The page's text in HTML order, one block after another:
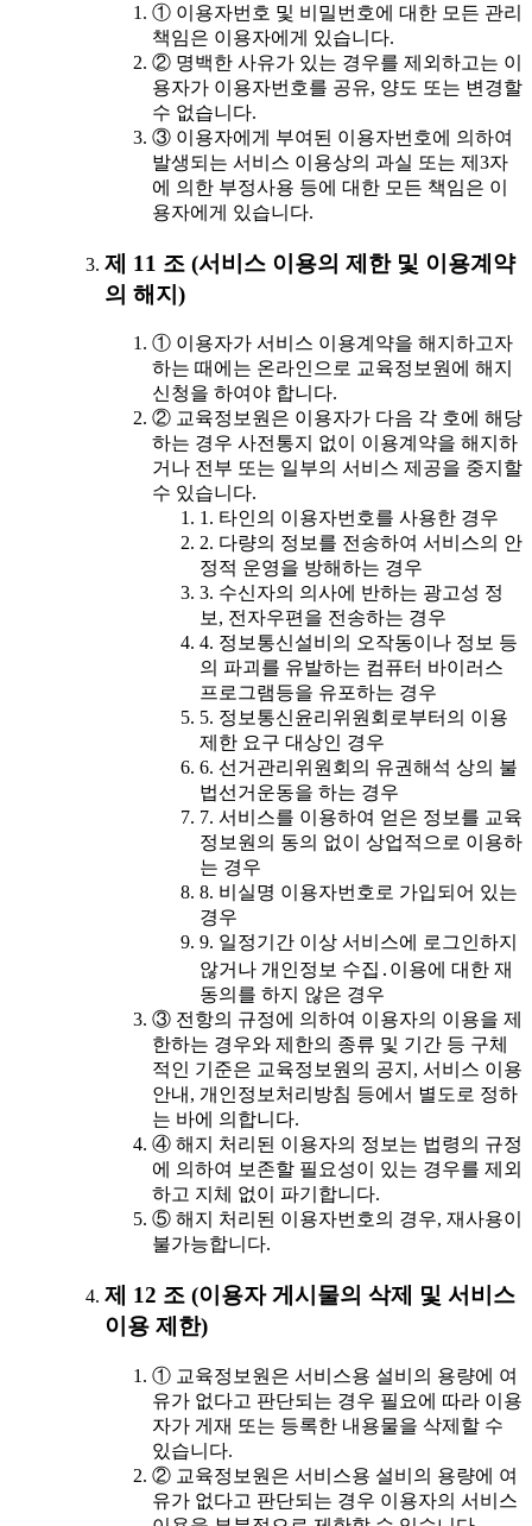
① 이용자번호 및 비밀번호에 대한 모든 관리
책임은 이용자에게 있습니다.
② 명백한 사유가 있는 경우를 제외하고는 이
용자가 이용자번호를 공유, 양도 또는 변경할
수 없습니다.
③ 이용자에게 부여된 이용자번호에 의하여
발생되는 서비스 이용상의 과실 또는 제3자
에 의한 부정사용 등에 대한 모든 책임은 이
용자에게 있습니다.
제 11 조 (서비스 이용의 제한 및 이용계약
의 해지)
① 이용자가 서비스 이용계약을 해지하고자
하는 때에는 온라인으로 교육정보원에 해지
신청을 하여야 합니다.
② 교육정보원은 이용자가 다음 각 호에 해당
하는 경우 사전통지 없이 이용계약을 해지하
거나 전부 또는 일부의 서비스 제공을 중지할
수 있습니다.
1. 타인의 이용자번호를 사용한 경우
2. 다량의 정보를 전송하여 서비스의 안
정적 운영을 방해하는 경우
3. 수신자의 의사에 반하는 광고성 정
보, 전자우편을 전송하는 경우
4. 정보통신설비의 오작동이나 정보 등
의 파괴를 유발하는 컴퓨터 바이러스
프로그램등을 유포하는 경우
5. 정보통신윤리위원회로부터의 이용
제한 요구 대상인 경우
6. 선거관리위원회의 유권해석 상의 불
법선거운동을 하는 경우
7. 서비스를 이용하여 얻은 정보를 교육
정보원의 동의 없이 상업적으로 이용하
는 경우
8. 비실명 이용자번호로 가입되어 있는
경우
9. 일정기간 이상 서비스에 로그인하지
않거나 개인정보 수집․이용에 대한 재
동의를 하지 않은 경우
③ 전항의 규정에 의하여 이용자의 이용을 제
한하는 경우와 제한의 종류 및 기간 등 구체
적인 기준은 교육정보원의 공지, 서비스 이용
안내, 개인정보처리방침 등에서 별도로 정하
는 바에 의합니다.
④ 해지 처리된 이용자의 정보는 법령의 규정
에 의하여 보존할 필요성이 있는 경우를 제외
하고 지체 없이 파기합니다.
⑤ 해지 처리된 이용자번호의 경우, 재사용이
불가능합니다.
제 12 조 (이용자 게시물의 삭제 및 서비스
이용 제한)
① 교육정보원은 서비스용 설비의 용량에 여
유가 없다고 판단되는 경우 필요에 따라 이용
자가 게재 또는 등록한 내용물을 삭제할 수
있습니다.
② 교육정보원은 서비스용 설비의 용량에 여
유가 없다고 판단되는 경우 이용자의 서비스